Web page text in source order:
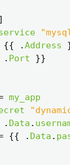
]
{{ .Address
. Port
my_app
. Data .
{{ . Data .